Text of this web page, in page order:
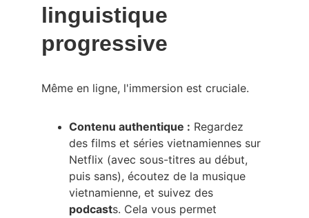
linguistique
progressive
Même en ligne, l'immersion est cruciale.
Contenu authentique : Regardez
des films et séries vietnamiennes sur
Netflix (avec sous-titres au début,
puis sans), écoutez de la musique
vietnamienne, et suivez des
podcasts. Cela vous permet